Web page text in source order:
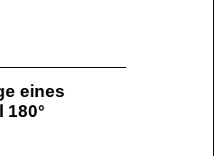
eines